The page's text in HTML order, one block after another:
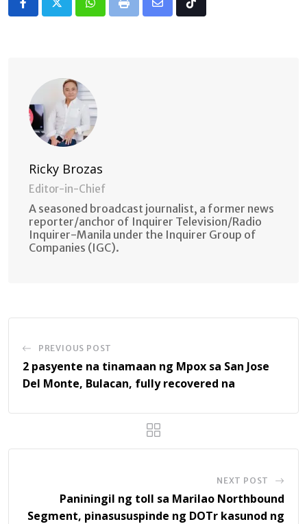
Whatsapp
Print
Share Tiktok
Ricky Brozas
Editor-in-Chief
A seasoned broadcast journalist, a former news
reporter/anchor of Inquirer Television/Radio
Inquirer-Manila under the Inquirer Group of
Companies (IGC).
PREVIOUS POST
2 pasyente na tinamaan ng Mpox sa San Jose
Del Monte, Bulacan, fully recovered na
NEXT POST
Paniningil ng toll sa Marilao Northbound
Segment, pinasususpinde ng DOTr kasunod ng